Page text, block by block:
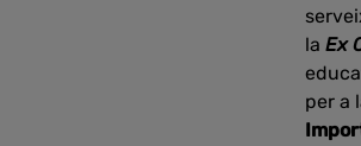
la Ex
per a